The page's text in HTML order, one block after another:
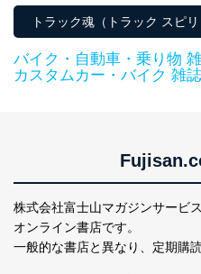
トラック魂（トラック スピ
バイク・自動車・乗り物
カスタムカー・バイク 雑誌
株式会社富士山マガジンサービ
オンライン書店です。
一般的な書店と異なり、 定期購